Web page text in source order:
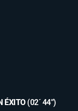
ÉXITO (02´ 44”)